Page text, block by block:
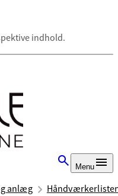
indhold.
Menu
anlæg